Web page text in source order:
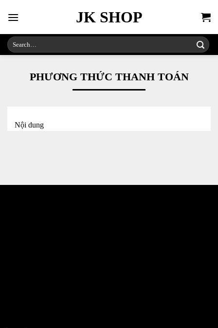
JK SHOP
Search
for:
PHƯƠNG THỨC THANH TOÁN
Nội dung